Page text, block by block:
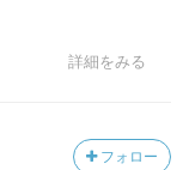
詳細をみる
フォロー